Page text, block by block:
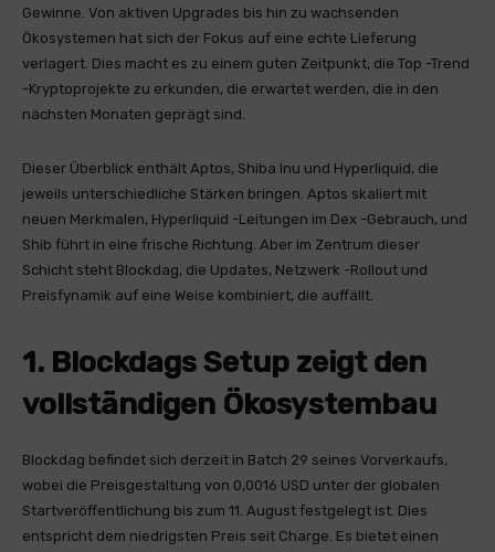
Gewinne. Von aktiven Upgrades bis hin zu wachsenden
Ökosystemen hat sich der Fokus auf eine echte Lieferung
verlagert. Dies macht es zu einem guten Zeitpunkt, die Top -Trend
-Kryptoprojekte zu erkunden, die erwartet werden, die in den
nächsten Monaten geprägt sind.
Dieser Überblick enthält Aptos, Shiba Inu und Hyperliquid, die
jeweils unterschiedliche Stärken bringen. Aptos skaliert mit
neuen Merkmalen, Hyperliquid -Leitungen im Dex -Gebrauch, und
Shib führt in eine frische Richtung. Aber im Zentrum dieser
Schicht steht Blockdag, die Updates, Netzwerk -Rollout und
Preisfynamik auf eine Weise kombiniert, die auffällt.
1. Blockdags Setup zeigt den
vollständigen Ökosystembau
Blockdag befindet sich derzeit in Batch 29 seines Vorverkaufs,
wobei die Preisgestaltung von 0,0016 USD unter der globalen
Startveröffentlichung bis zum 11. August festgelegt ist. Dies
entspricht dem niedrigsten Preis seit Charge. Es bietet einen